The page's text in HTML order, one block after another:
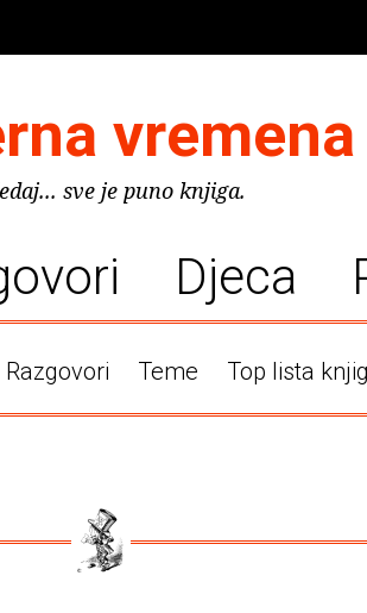
vremena
sve je puno knjiga.
Djeca
Razgovori Teme Top lista